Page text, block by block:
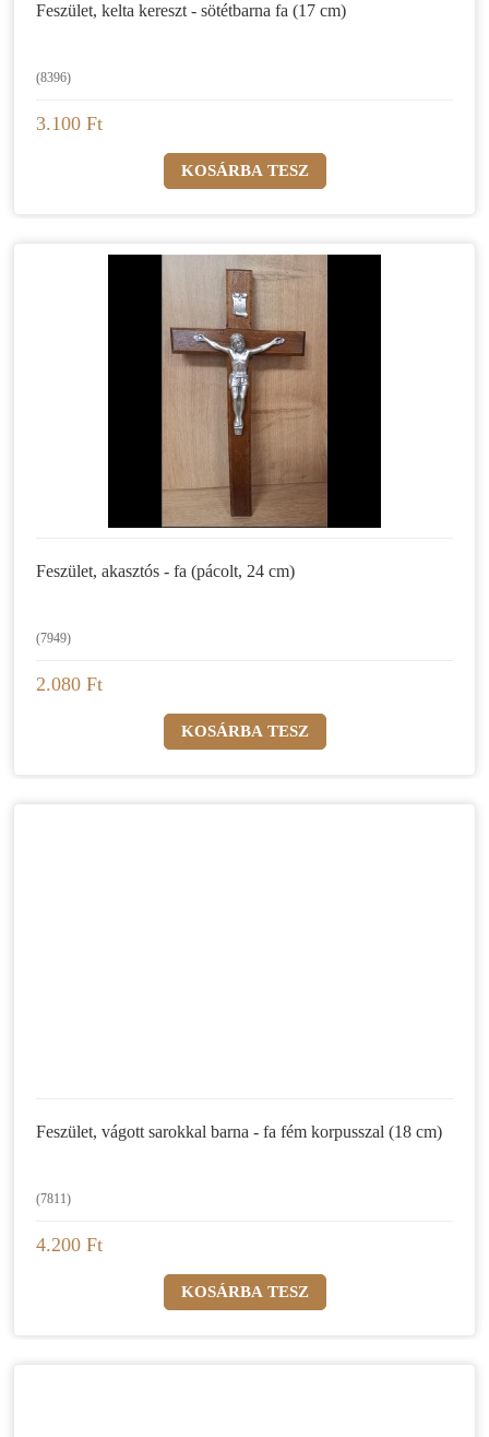
Feszület, kelta kereszt - sötétbarna fa (17 cm)
(8396)
3.100 Ft
Feszület, akasztós - fa (pácolt, 24 cm)
(7949)
2.080 Ft
Feszület, vágott sarokkal barna - fa fém korpusszal (18 cm)
(7811)
4.200 Ft